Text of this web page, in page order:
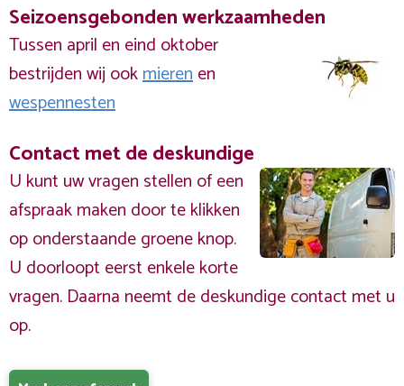
Seizoensgebonden werkzaamheden
Tussen april en eind oktober
bestrijden wij ookmierenen
wespennesten
Contact met de deskundige
U kunt uw vragen stellen of een
afspraak maken door te klikken
op onderstaande groene knop.
U doorloopt eerst enkele korte
vragen. Daarna neemt de deskundige contact met u
op.